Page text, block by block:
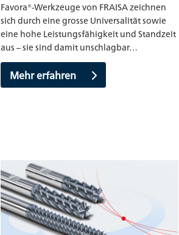
Favora®-Werkzeuge von FRAISA zeichnen
sich durch eine grosse Universalität sowie
eine hohe Leistungsfähigkeit und Standzeit
aus – sie sind damit unschlagbar…
Mehr erfahren